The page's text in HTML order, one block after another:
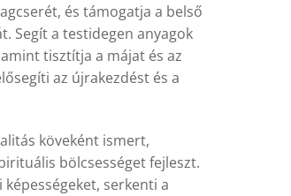
és támogatja a belső
Segít a testidegen anyagok
tisztítja a májat és az
az újrakezdést és a
köveként ismert,
bölcsességet fejleszt.
serkenti a